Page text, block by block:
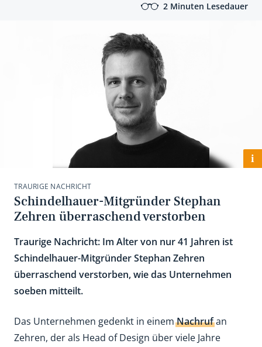
2 Minuten Lesedauer
i
TRAURIGE NACHRICHT
Schindelhauer-Mitgründer Stephan
Zehren überraschend verstorben
Traurige Nachricht: Im Alter von nur 41 Jahren ist
Schindelhauer-Mitgründer Stephan Zehren
überraschend verstorben, wie das Unternehmen
soeben mitteilt.
Das Unternehmen gedenkt in einemNachrufan
Zehren, der als Head of Design über viele Jahre